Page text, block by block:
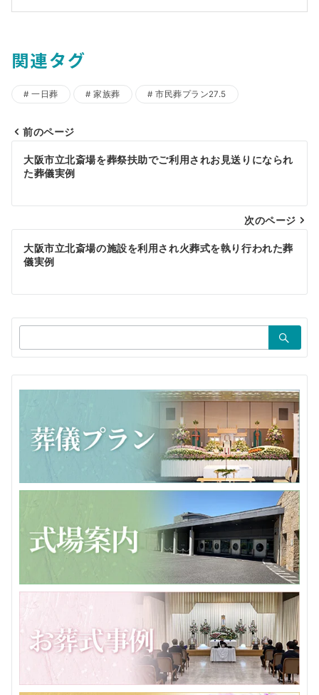
関連タグ
一日葬 家族葬 市民葬プラン27.5
投
稿
ナ
ビ
ゲ
ー
シ
ョ
ン
前のページ
大阪市立北斎場を葬祭扶助でご利用されお見送りになられ
た葬儀実例
次のページ
大阪市立北斎場の施設を利用され火葬式を執り行われた葬
儀実例
索：